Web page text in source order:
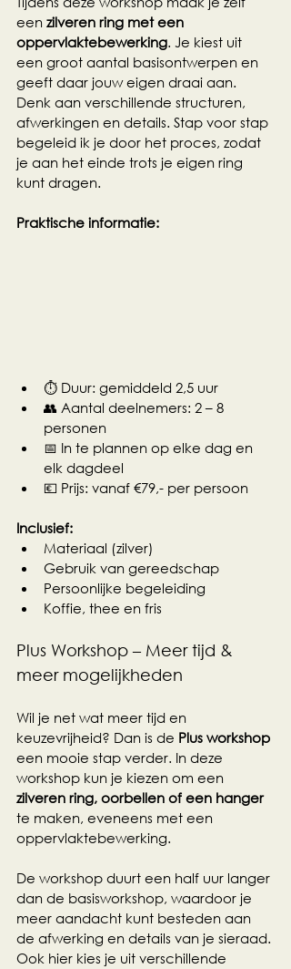
een zilveren ring met een
oppervlaktebewerking. Je kiest uit
een groot aantal basisontwerpen en
geeft daar jouw eigen draai aan.
Denk aan verschillende structuren,
afwerkingen en details. Stap voor stap
begeleid ik je door het proces, zodat
je aan het einde trots je eigen ring
kunt dragen.
Praktische informatie:
⏱ Duur: gemiddeld 2,5 uur
👥 Aantal deelnemers: 2 – 8
personen
📅 In te plannen op elke dag en
elk dagdeel
💶 Prijs: vanaf €79,- per persoon
Inclusief:
Materiaal (zilver)
Gebruik van gereedschap
Persoonlijke begeleiding
Koffie, thee en fris
Plus Workshop – Meer tijd &
meer mogelijkheden
Wil je net wat meer tijd en
keuzevrijheid? Dan is de Plus workshop
een mooie stap verder. In deze
workshop kun je kiezen om een
zilveren ring, oorbellen of een hanger
te maken, eveneens met een
oppervlaktebewerking.
De workshop duurt een half uur langer
dan de basisworkshop, waardoor je
meer aandacht kunt besteden aan
de afwerking en details van je sieraad.
Ook hier kies je uit verschillende